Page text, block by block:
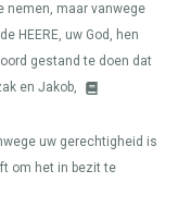
nemen, maar vanwege
HEERE, uw God, hen
gestand te doen dat
en Jakob,
uw gerechtigheid is
om het in bezit te